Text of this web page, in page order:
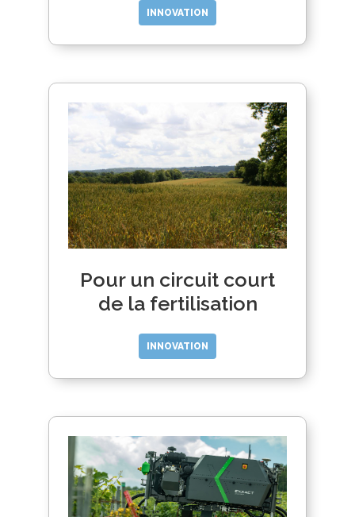
INNOVATION
Pour un circuit court
de la fertilisation
INNOVATION